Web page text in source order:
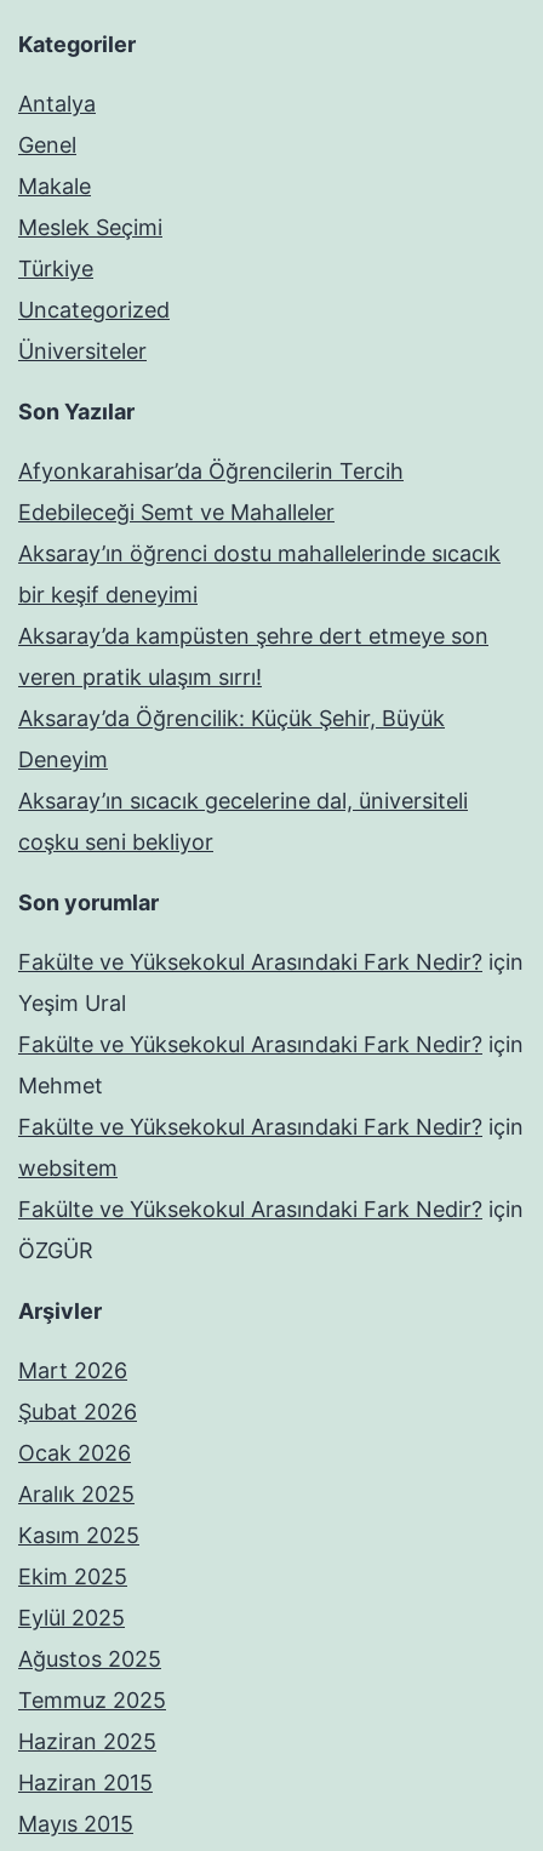
Kategoriler
Antalya
Genel
Makale
Meslek Seçimi
Türkiye
Uncategorized
Üniversiteler
Son Yazılar
Afyonkarahisar’da Öğrencilerin Tercih
Edebileceği Semt ve Mahalleler
Aksaray’ın öğrenci dostu mahallelerinde sıcacık
bir keşif deneyimi
Aksaray’da kampüsten şehre dert etmeye son
veren pratik ulaşım sırrı!
Aksaray’da Öğrencilik: Küçük Şehir, Büyük
Deneyim
Aksaray’ın sıcacık gecelerine dal, üniversiteli
coşku seni bekliyor
Son yorumlar
Fakülte ve Yüksekokul Arasındaki Fark Nedir? için
Yeşim Ural
Fakülte ve Yüksekokul Arasındaki Fark Nedir? için
Mehmet
Fakülte ve Yüksekokul Arasındaki Fark Nedir? için
websitem
Fakülte ve Yüksekokul Arasındaki Fark Nedir? için
ÖZGÜR
Arşivler
Mart 2026
Şubat 2026
Ocak 2026
Aralık 2025
Kasım 2025
Ekim 2025
Eylül 2025
Ağustos 2025
Temmuz 2025
Haziran 2025
Haziran 2015
Mayıs 2015